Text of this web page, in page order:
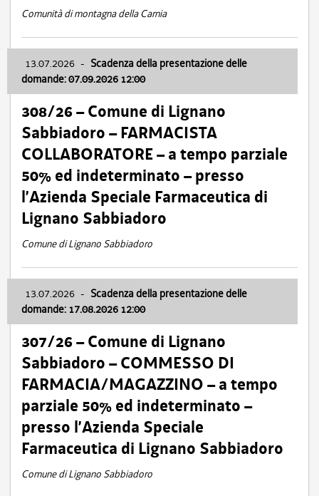
Comunità di montagna della Carnia
13.07.2026 - Scadenza della presentazione delle
domande: 07.09.2026 12:00
308/26 – Comune di Lignano
Sabbiadoro – FARMACISTA
COLLABORATORE – a tempo parziale
50% ed indeterminato – presso
l’Azienda Speciale Farmaceutica di
Lignano Sabbiadoro
Comune di Lignano Sabbiadoro
13.07.2026 - Scadenza della presentazione delle
domande: 17.08.2026 12:00
307/26 – Comune di Lignano
Sabbiadoro – COMMESSO DI
FARMACIA/MAGAZZINO – a tempo
parziale 50% ed indeterminato –
presso l’Azienda Speciale
Farmaceutica di Lignano Sabbiadoro
Comune di Lignano Sabbiadoro